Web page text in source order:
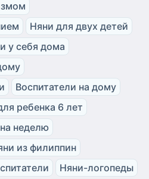
Няни для двух детей
у себя дома
Воспитатели на дому
ребенка 6 лет
неделю
из филиппин
Няни-логопеды